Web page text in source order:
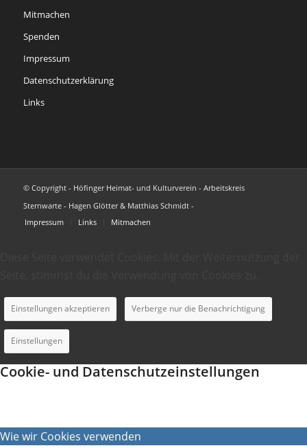
Mitmachen
Spenden
Impressum
Datenschutzerklärung
Links
© Copyright - Höfinger Heimat- und Kulturverein - Arbeitskreis
Sternwarte - Hagen Glötter & Matthias Schmidt -
Impressum
Links Mitmachen
Einstellungen akzeptieren Verberge nur die Benachrichtigung
Einstellungen
Cookie- und Datenschutzeinstellungen
Wie wir Cookies verwenden